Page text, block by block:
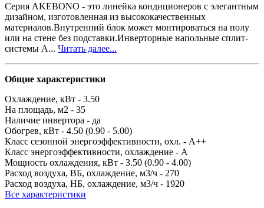
Серия AKEBONO - это линейка кондиционеров с элегантным
дизайном, изготовленная из высококачественных
материалов.Внутренний блок может монтироваться на полу
или на стене без подставки.Инверторные напольные сплит-
системы A... Читать далее...
Общие характеристики
Охлаждение, кВт - 3.50
На площадь, м2 - 35
Наличие инвертора - да
Обогрев, кВт - 4.50 (0.90 - 5.00)
Класс сезонной энергоэффективности, охл. - A++
Класс энергоэффективности, охлаждение - A
Мощность охлаждения, кВт - 3.50 (0.90 - 4.00)
Расход воздуха, ВБ, охлаждение, м3/ч - 270
Расход воздуха, НБ, охлаждение, м3/ч - 1920
Все характеристики